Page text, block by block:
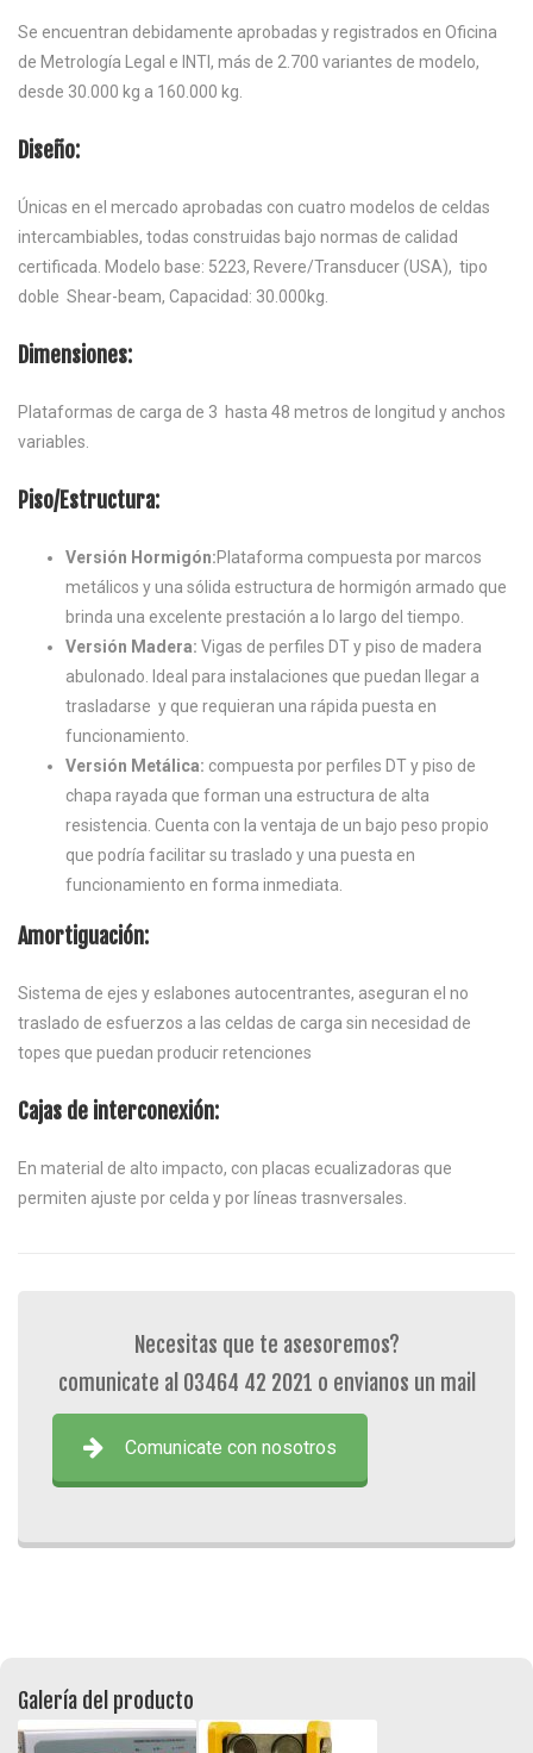
Se encuentran debidamente aprobadas y registrados en Oficina
de Metrología Legal e INTI, más de 2.700 variantes de modelo,
desde 30.000 kg a 160.000 kg.
Diseño:
Únicas en el mercado aprobadas con cuatro modelos de celdas
intercambiables, todas construidas bajo normas de calidad
certificada. Modelo base: 5223, Revere/Transducer (USA), tipo
doble Shear-beam, Capacidad: 30.000kg.
Dimensiones:
Plataformas de carga de 3 hasta 48 metros de longitud y anchos
variables.
Piso/Estructura:
Versión Hormigón:Plataforma compuesta por marcos
metálicos y una sólida estructura de hormigón armado que
brinda una excelente prestación a lo largo del tiempo.
Versión Madera: Vigas de perfiles DT y piso de madera
abulonado. Ideal para instalaciones que puedan llegar a
trasladarse y que requieran una rápida puesta en
funcionamiento.
Versión Metálica: compuesta por perfiles DT y piso de
chapa rayada que forman una estructura de alta
resistencia. Cuenta con la ventaja de un bajo peso propio
que podría facilitar su traslado y una puesta en
funcionamiento en forma inmediata.
Amortiguación:
Sistema de ejes y eslabones autocentrantes, aseguran el no
traslado de esfuerzos a las celdas de carga sin necesidad de
topes que puedan producir retenciones
Cajas de interconexión:
En material de alto impacto, con placas ecualizadoras que
permiten ajuste por celda y por líneas trasnversales.
Necesitas que te asesoremos?
comunicate al 03464 42 2021 o envianos un mail
Comunicate con nosotros
Galería del producto